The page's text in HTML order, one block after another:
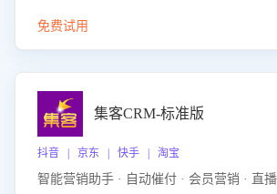
免费试用
集客CRM-标准版
抖音 | 京东 | 快手 | 淘宝
智能营销助手 · 自动催付 · 会员营销 · 直